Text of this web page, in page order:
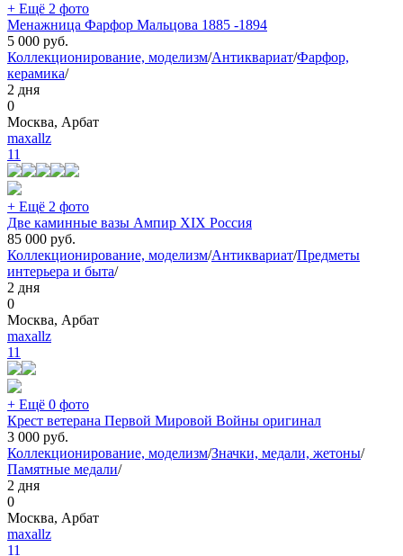
+ Ещё 2 фото
Менажница Фарфор Мальцова 1885 -1894
5 000 руб.
Коллекционирование, моделизм/Антиквариат/Фарфор,
керамика/
2 дня
0
Москва, Арбат
maxallz
11
+ Ещё 2 фото
Две каминные вазы Ампир XIX Россия
85 000 руб.
Коллекционирование, моделизм/Антиквариат/Предметы
интерьера и быта/
2 дня
0
Москва, Арбат
maxallz
11
+ Ещё 0 фото
Крест ветерана Первой Мировой Войны оригинал
3 000 руб.
Коллекционирование, моделизм/Значки, медали, жетоны/
Памятные медали/
2 дня
0
Москва, Арбат
maxallz
11